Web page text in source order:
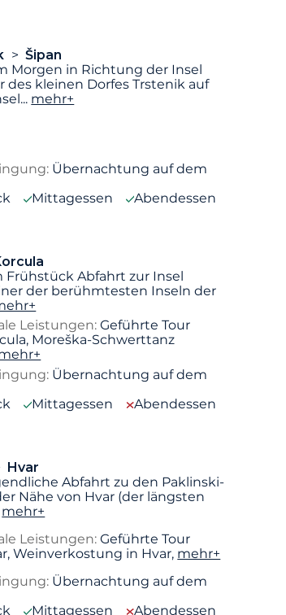
Šipan
Morgen in Richtung der Insel
des kleinen Dorfes Trstenik auf
... mehr+
Übernachtung auf dem
Mittagessen Abendessen
Frühstück Abfahrt zur Insel
der berühmtesten Inseln der
Leistungen: Geführte Tour
Moreška-Schwerttanz
Übernachtung auf dem
Mittagessen Abendessen
Hvar
Abfahrt zu den Paklinski-
Nähe von Hvar (der längsten
mehr+
Leistungen: Geführte Tour
Weinverkostung in Hvar, mehr+
Übernachtung auf dem
Mittagessen Abendessen